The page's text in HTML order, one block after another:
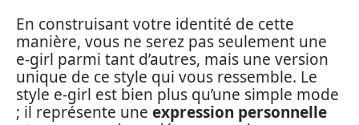
En construisant votre identité de cette
manière, vous ne serez pas seulement une
e-girl parmi tant d’autres, mais une version
unique de ce style qui vous ressemble. Le
style e-girl est bien plus qu’une simple mode
; il représente une expression personnelle